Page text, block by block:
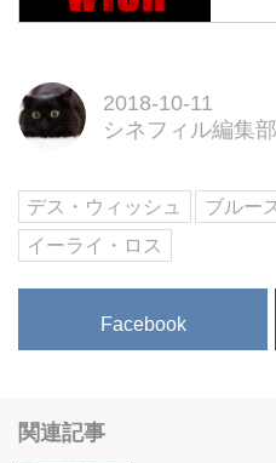
主演
2018-10-11
シネフィル編集部
デス・ウィッシュ
ブルー
イーライ・ロス
Facebook
関連記事